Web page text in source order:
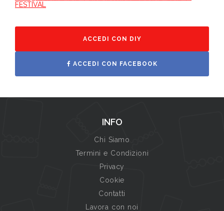
FESTIVAL
ACCEDI CON DIY
ACCEDI CON FACEBOOK
INFO
Chi Siamo
Termini e Condizioni
Privacy
Cookie
Contatti
Lavora con noi